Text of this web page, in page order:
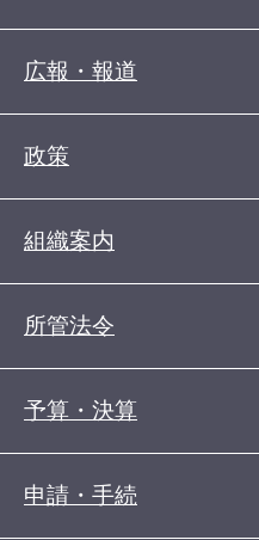
広報・報道
政策
組織案内
所管法令
予算・決算
申請・手続